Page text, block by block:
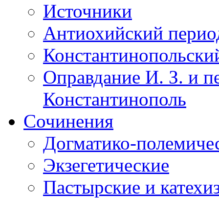
Источники
Антиохийский
Оправдание И. З. и
Константинополь
Сочинения
Догматико-
Экзегетические
Пастырские и